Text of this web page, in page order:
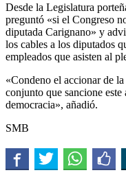
Desde la Legislatura
preguntó «si el Congreso
diputada Carignano» y
los cables a los diputados
empleados que asisten al
«Condeno el accionar de
conjunto que sancione
democracia», añadió.
SMB